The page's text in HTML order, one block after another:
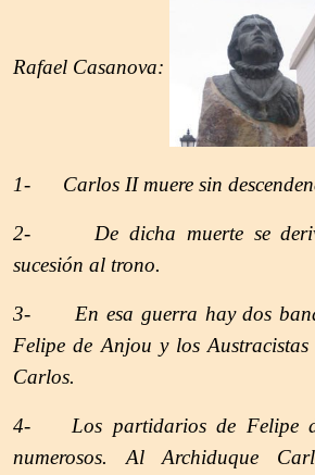
Rafael Casanova:
1- Carlos II muere sin
2- De dicha muerte se
sucesión al trono.
3- En esa guerra hay dos
Felipe de Anjou y los
Carlos.
4- Los partidarios de Felipe
numerosos. Al Archiduque